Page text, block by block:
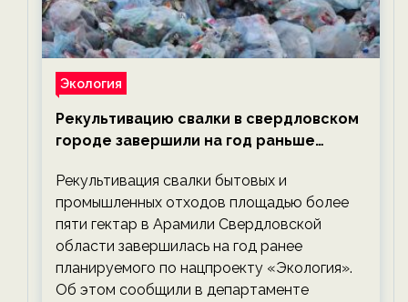
Экология
Рекультивацию свалки в свердловском
городе завершили на год раньше
экологии на ECOportal
Рекультивация свалки бытовых и
промышленных отходов площадью более
пяти гектар в Арамили Свердловской
области завершилась на год ранее
планируемого по нацпроекту «Экология».
Об этом сообщили в департаменте